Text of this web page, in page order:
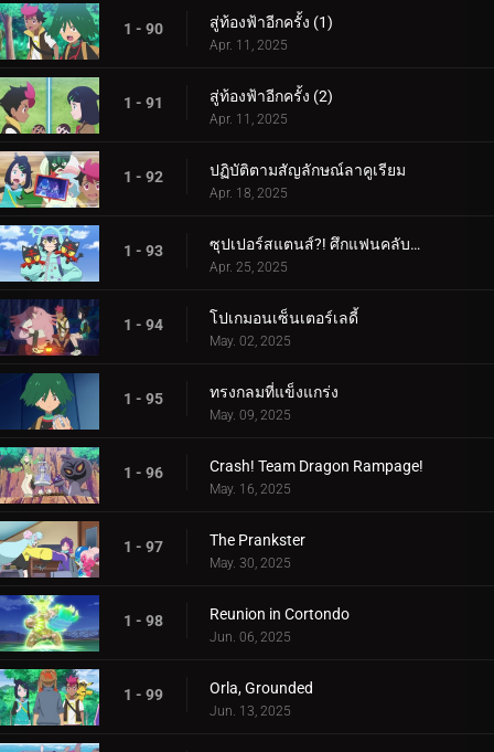
1 - 90 สู่ท้องฟ้าอีกครั้ง (1)
Apr. 11, 2025
1 - 91 สู่ท้องฟ้าอีกครั้ง (2)
Apr. 11, 2025
1 - 92 ปฏิบัติตามสัญลักษณ์ลาคูเรียม
Apr. 18, 2025
1 - 93 ซุปเปอร์สแตนส์?! ศึกแฟนคลับคุรุมิน!!
Apr. 25, 2025
1 - 94 โปเกมอนเซ็นเตอร์เลดี้
May. 02, 2025
1 - 95 ทรงกลมที่แข็งแกร่ง
May. 09, 2025
1 - 96 Crash! Team Dragon Rampage!
May. 16, 2025
1 - 97 The Prankster
May. 30, 2025
1 - 98 Reunion in Cortondo
Jun. 06, 2025
1 - 99 Orla, Grounded
Jun. 13, 2025